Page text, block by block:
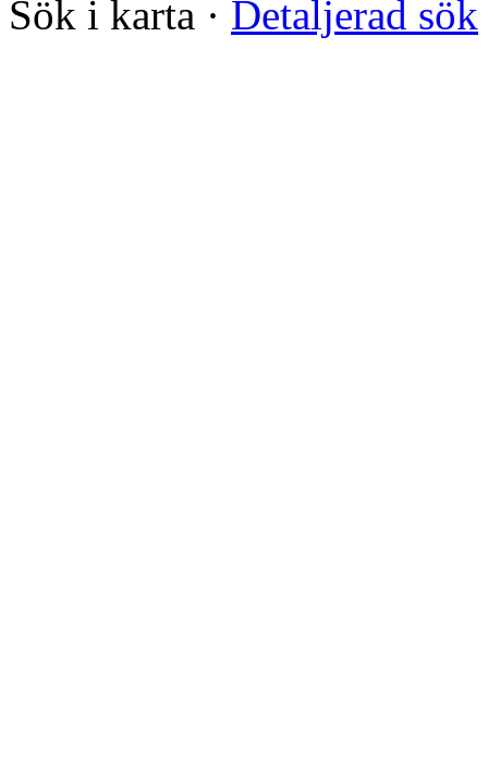
Sök i karta · Detaljerad sök